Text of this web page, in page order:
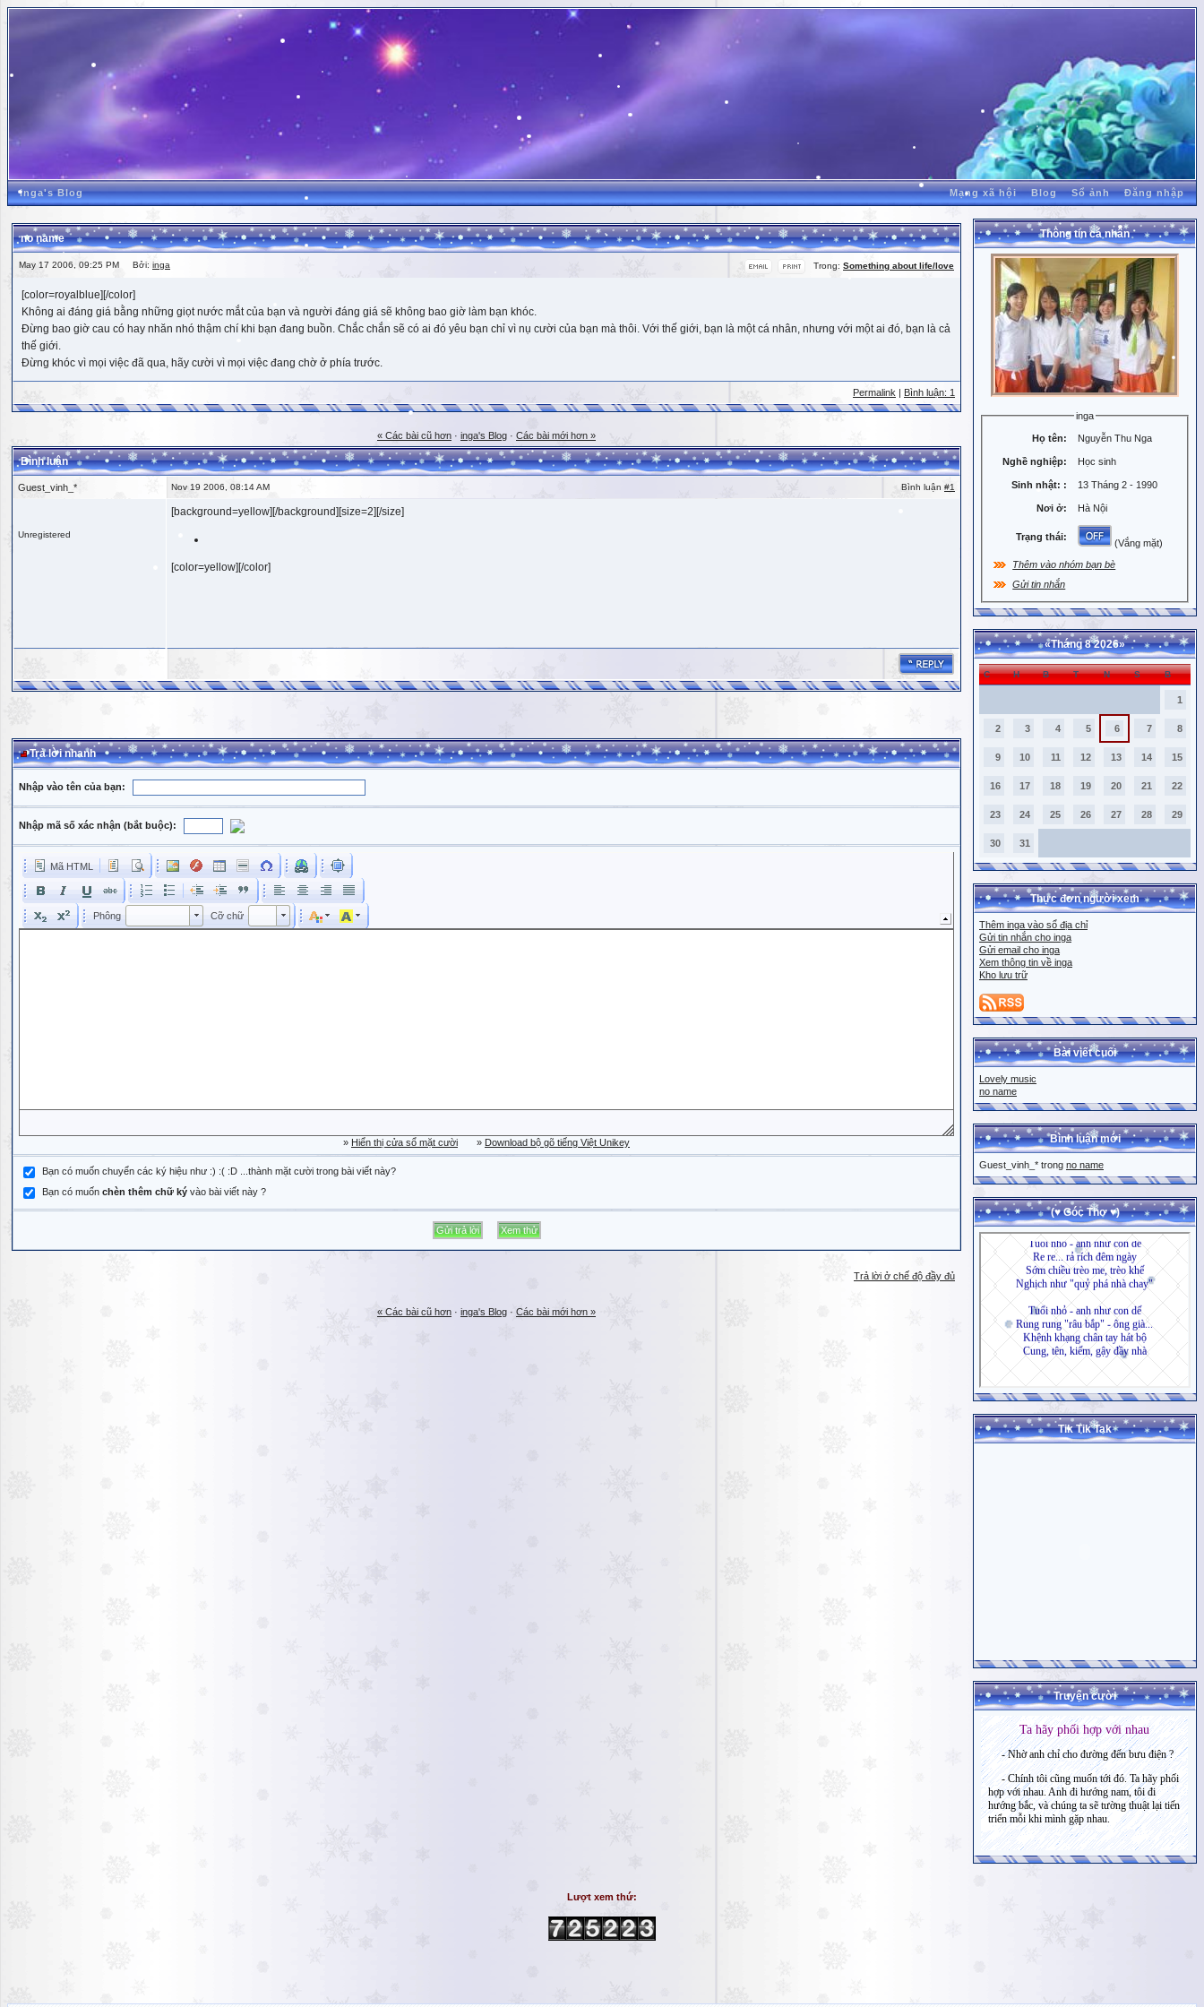
inga's Blog Mạng xã hội Blog Sổ ảnh Đăng nhập
no name
Trong: Something about life/love
May 17 2006, 09:25 PM Bởi: inga
[color=royalblue][/color]
Không ai đáng giá bằng những giọt nước mắt của bạn và người đáng giá sẽ không bao giờ làm bạn khóc.
Đừng bao giờ cau có hay nhăn nhó thậm chí khi bạn đang buồn. Chắc chắn sẽ có ai đó yêu bạn chỉ vì nụ cười của bạn mà thôi. Với thế giới, bạn là một cá nhân, nhưng với một ai đó, bạn là cả
thế giới.
Đừng khóc vì mọi việc đã qua, hãy cười vì mọi việc đang chờ ở phía trước.
Permalink Bình luận: 1
« Các bài cũ hơn · inga's Blog · Các bài mới hơn »
Bình luận
Guest_vinh_* Nov 19 2006, 08:14 AM Bình luận #1
Unregistered
[background=yellow][/background][size=2][/size]
[color=yellow][/color]
Trả lời nhanh
Nhập vào tên của bạn:
Nhập mã số xác nhận (bắt buộc):
Mã HTML
Phông Cỡ chữ Kích cỡ phông
» Hiển thị cửa sổ mặt cười » Download bộ gõ tiếng Việt Unikey
Bạn có muốn chuyển các ký hiệu như :) :( :D ...thành mặt cười trong bài viết này?
Bạn có muốn chèn thêm chữ ký vào bài viết này ?
Trả lời ở chế độ đầy đủ
« Các bài cũ hơn · inga's Blog · Các bài mới hơn »
Thông tin cá nhân
inga
Họ tên: Nguyễn Thu Nga
Nghề nghiệp: Học sinh
Sinh nhật: : 13 Tháng 2 - 1990
Nơi ở: Hà Nội
Trạng thái:
(Vắng mặt)
Thêm vào nhóm bạn bè
Gửi tin nhắn
«Tháng 8 2026»
C H B T N S B
1
2 3 4 5 6 7 8
9 10 11 12 13 14 15
16 17 18 19 20 21 22
23 24 25 26 27 28 29
30 31
Thực đơn người xem
Thêm inga vào sổ địa chỉ
Gửi tin nhắn cho inga
Gửi email cho inga
Xem thông tin về inga
Kho lưu trữ
Bài viết cuối
Lovely music
no name
Bình luận mới
Guest_vinh_* trong no name
(♥ Góc Thơ ♥)
Tik Tik Tak
Truyện cười
Lượt xem thứ: